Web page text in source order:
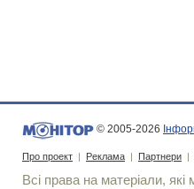
© 2005-2026
Про проект | Реклама | Партнери |
Всі права на матеріали, які